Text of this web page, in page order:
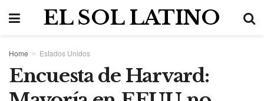
EL SOL LATINO
Home Estados Unidos
Encuesta de Harvard: